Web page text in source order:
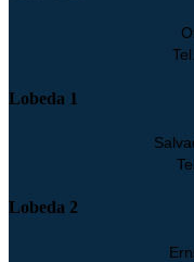
Lobeda 1
Lobeda 2